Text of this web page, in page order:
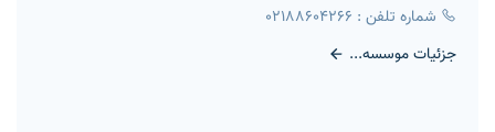
شماره تلفن : 02188604266
جزئیات موسسه...